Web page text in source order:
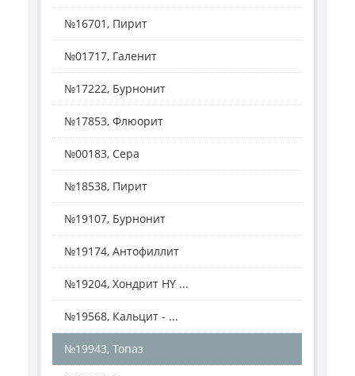
№16701, Пирит
№01717, Галенит
№17222, Бурнонит
№17853, Флюорит
№00183, Сера
№18538, Пирит
№19107, Бурнонит
№19174, Антофиллит
№19204, Хондрит HY ...
№19568, Кальцит - ...
№19943, Топаз